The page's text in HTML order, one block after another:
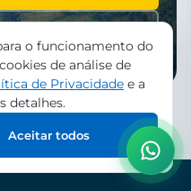
o funcionamento do
de análise de
de Privacidade e a
detalhes.
Aceitar todos